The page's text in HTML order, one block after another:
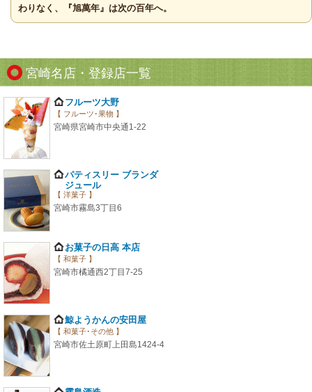
わりなく、『旭萬年』は次の百年へ。
宮崎名店・登録店一覧
フルーツ大野
【 フルーツ･果物 】
宮崎県宮崎市中央通1-22
パティスリー ブランダ
ジュール
【 洋菓子 】
宮崎市霧島3丁目6
お菓子の日高 本店
【 和菓子 】
宮崎市橘通西2丁目7-25
鯨ようかんの安田屋
【 和菓子･その他 】
宮崎市佐土原町上田島1424-4